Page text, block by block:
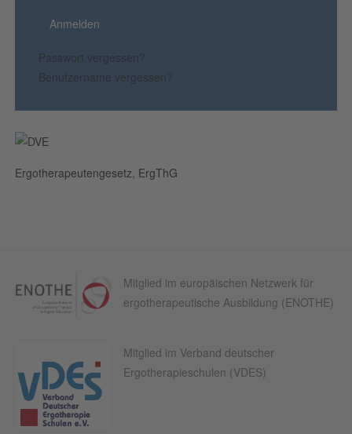
Anmelden
Passwort vergessen?
Benutzername vergessen?
Ergotherapeutengesetz, ErgThG
Mitglied im europäischen Netzwerk für
ergotherapeutische Ausbildung (ENOTHE)
Mitglied im Verband deutscher
Ergotherapieschulen (VDES)